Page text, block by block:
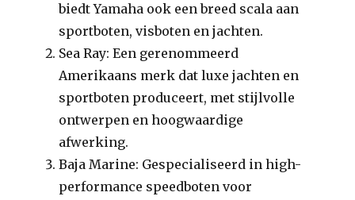
biedt Yamaha ook een breed scala aan
sportboten, visboten en jachten.
Sea Ray: Een gerenommeerd
Amerikaans merk dat luxe jachten en
sportboten produceert, met stijlvolle
ontwerpen en hoogwaardige
afwerking.
Baja Marine: Gespecialiseerd in high-
performance speedboten voor